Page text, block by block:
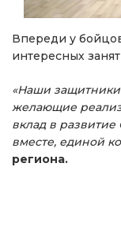
Впереди у
интересных
«Наши
желающие
вклад в развитие
вместе, единой
региона.